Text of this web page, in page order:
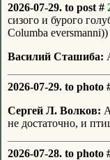
2026-07-29. to post #
сизого и бурого
Columba eversmanni))
Василий Сташиба:
2026-07-29. to photo
Сергей Л. Волков:
не достаточно, и
2026-07-28. to photo